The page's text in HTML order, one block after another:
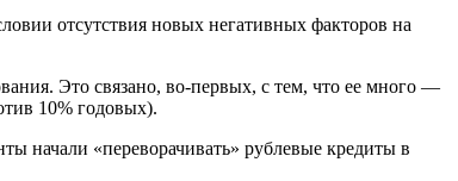
отсутствия новых негативных факторов на
Это связано, во-первых, с тем, что ее много —
10% годовых).
начали «переворачивать» рублевые кредиты в